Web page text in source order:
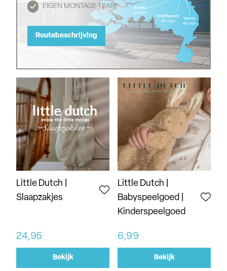
EIGEN MONTAGE TEAM
Routebeschrijving
Little Dutch |
Slaapzakjes
24,95
Bekijk
Little Dutch |
Babyspeelgoed |
Kinderspeelgoed
6,99
Bekijk